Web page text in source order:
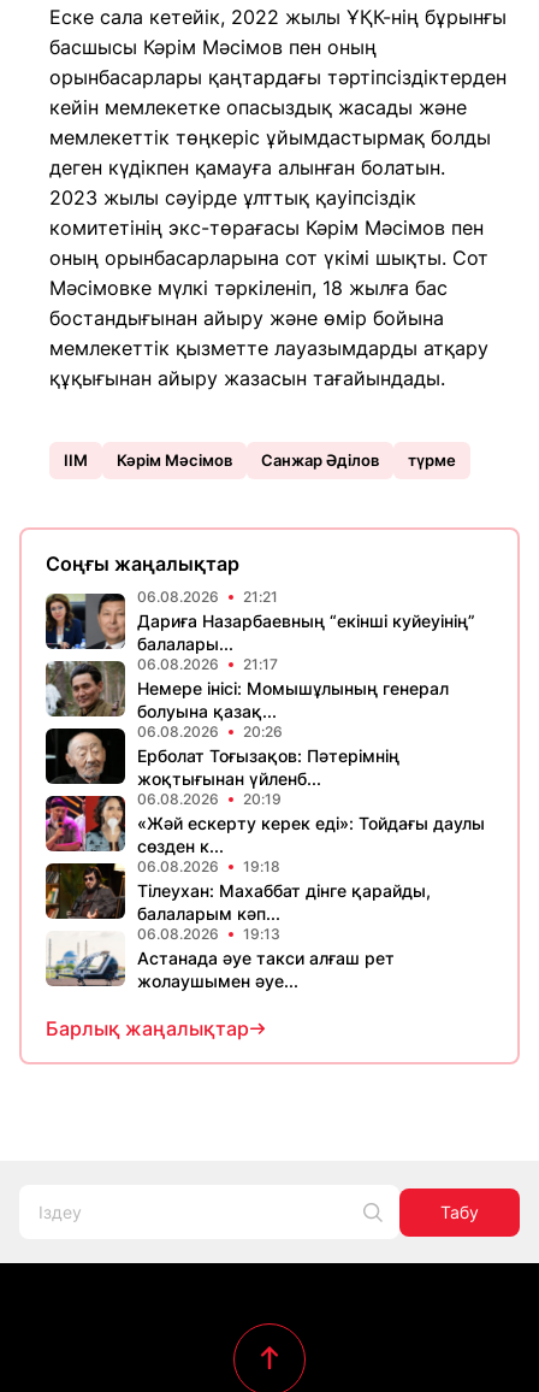
Еске сала кетейік, 2022 жылы ҰҚК-нің бұрынғы
басшысы Кәрім Мәсімов пен оның
орынбасарлары қаңтардағы тәртіпсіздіктерден
кейін мемлекетке опасыздық жасады және
мемлекеттік төңкеріс ұйымдастырмақ болды
деген күдікпен қамауға алынған болатын.
2023 жылы сәуірде ұлттық қауіпсіздік
комитетінің экс-төрағасы Кәрім Мәсімов пен
оның орынбасарларына сот үкімі шықты. Сот
Мәсімовке мүлкі тәркіленіп, 18 жылға бас
бостандығынан айыру және өмір бойына
мемлекеттік қызметте лауазымдарды атқару
құқығынан айыру жазасын тағайындады.
ІІМ Кәрім Мәсімов Санжар Әділов түрме
Соңғы жаңалықтар
06.08.2026 21:21
Дариға Назарбаевның “екінші куйеуінің”
балалары...
06.08.2026 21:17
Немере інісі: Момышұлының генерал
болуына қазақ...
06.08.2026 20:26
Ерболат Тоғызақов: Пәтерімнің
жоқтығынан үйленб...
06.08.2026 20:19
«Жәй ескерту керек еді»: Тойдағы даулы
сөзден к...
06.08.2026 19:18
Тілеухан: Махаббат дінге қарайды,
балаларым кәп...
06.08.2026 19:13
Астанада әуе такси алғаш рет
жолаушымен әуе...
Барлық жаңалықтар
Табу